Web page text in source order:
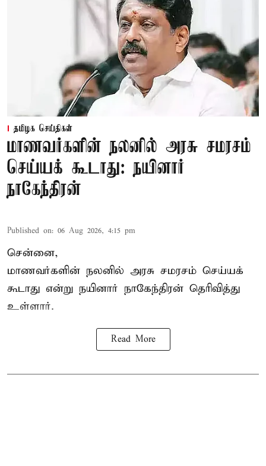
தமிழக செய்திகள்
மாணவர்களின் நலனில் அரசு சமரசம்
செய்யக் கூடாது: நயினார்
நாகேந்திரன்
Published on: 06 Aug 2026, 4:15 pm
சென்னை,
மாணவர்களின் நலனில் அரசு சமரசம் செய்யக்
கூடாது என்று நயினார் நாகேந்திரன் தெரிவித்து
உள்ளார்.
Read More